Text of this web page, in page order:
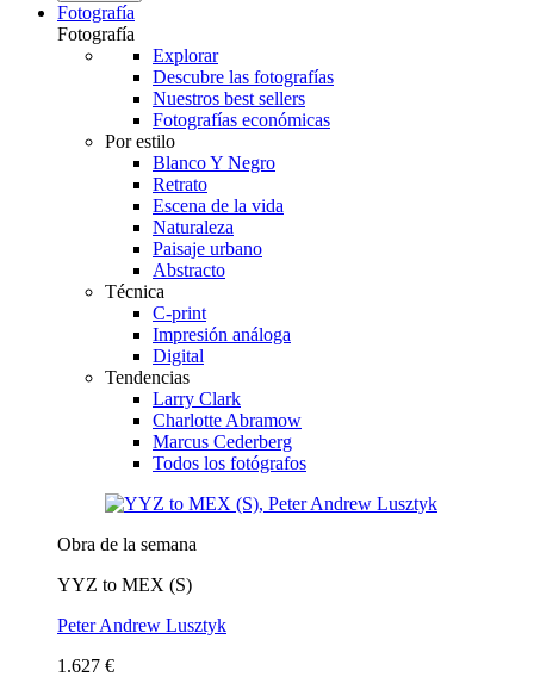
Fotografía
Fotografía
Explorar
Descubre las fotografías
Nuestros best sellers
Fotografías económicas
Por estilo
Blanco Y Negro
Retrato
Escena de la vida
Naturaleza
Paisaje urbano
Abstracto
Técnica
C-print
Impresión análoga
Digital
Tendencias
Larry Clark
Charlotte Abramow
Marcus Cederberg
Todos los fotógrafos
Obra de la semana
YYZ to MEX (S)
Peter Andrew Lusztyk
1.627 €